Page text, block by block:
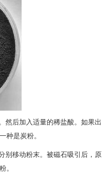
然后加入适量的稀盐酸。如果出
种是炭粉。
别移动粉末。被磁石吸引后，原
。